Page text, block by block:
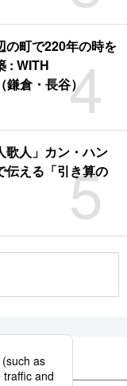
4
の町で220年の時を
: WITH
倉・長谷）
5
歌人」カン・ハン
伝える「引き算の